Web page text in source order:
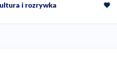
i rozrywka